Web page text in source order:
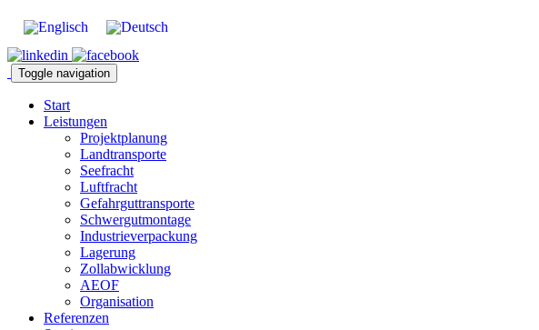
Toggle navigation
Start
Leistungen
Projektplanung
Landtransporte
Seefracht
Luftfracht
Gefahrguttransporte
Schwergutmontage
Industrieverpackung
Lagerung
Zollabwicklung
AEOF
Organisation
Referenzen